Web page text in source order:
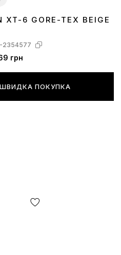
XT-6 GORE-TEX BEIGE
2354577
грн
ШВИДКА ПОКУПКА